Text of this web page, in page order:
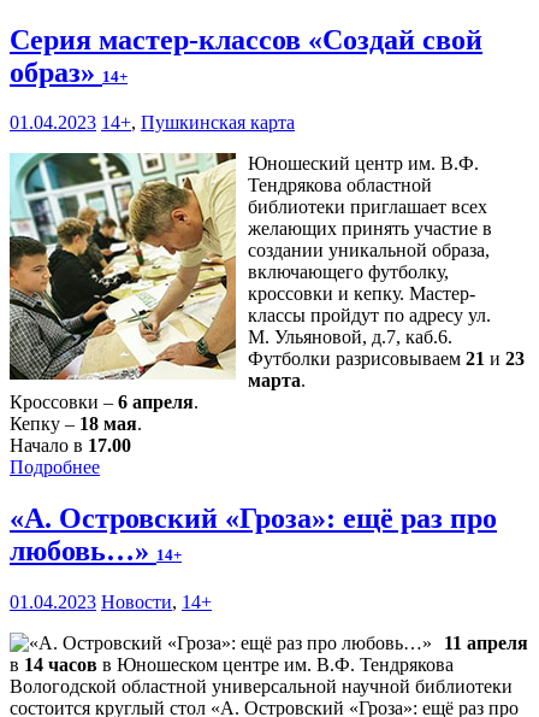
Серия мастер-классов «Создай свой
образ» 14+
01.04.2023 14+, Пушкинская карта
Юношеский центр им. В.Ф.
Тендрякова областной
библиотеки приглашает всех
желающих принять участие в
создании уникальной образа,
включающего футболку,
кроссовки и кепку. Мастер-
классы пройдут по адресу ул.
М. Ульяновой, д.7, каб.6.
Футболки разрисовываем 21 и 23
марта.
Кроссовки – 6 апреля.
Кепку – 18 мая.
Начало в 17.00
Подробнее
«А. Островский «Гроза»: ещё раз про
любовь…» 14+
01.04.2023 Новости, 14+
11 апреля
в 14 часов в Юношеском центре им. В.Ф. Тендрякова
Вологодской областной универсальной научной библиотеки
состоится круглый стол «А. Островский «Гроза»: ещё раз про